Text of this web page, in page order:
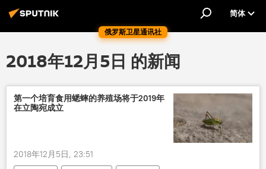
俄罗斯卫星通讯社
简体
2018年12月5日 的新闻
第一个培育食用蟋蟀的养殖场将于2019年
在立陶宛成立
2018年12月5日, 23:51